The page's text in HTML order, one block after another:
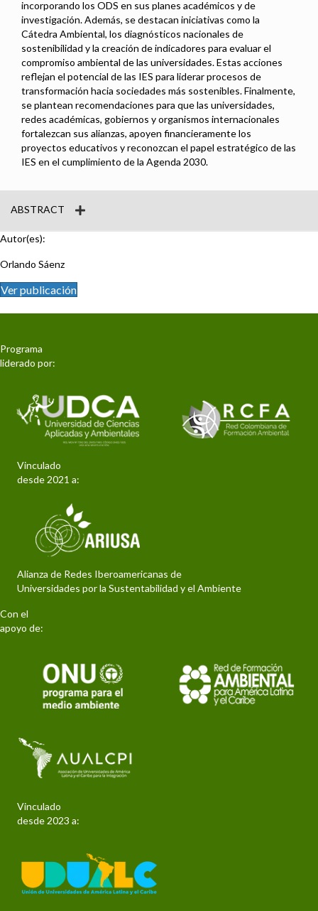
incorporando los ODS en sus planes académicos y de
investigación. Además, se destacan iniciativas como la
Cátedra Ambiental, los diagnósticos nacionales de
sostenibilidad y la creación de indicadores para evaluar el
compromiso ambiental de las universidades. Estas acciones
reflejan el potencial de las IES para liderar procesos de
transformación hacia sociedades más sostenibles. Finalmente,
se plantean recomendaciones para que las universidades,
redes académicas, gobiernos y organismos internacionales
fortalezcan sus alianzas, apoyen financieramente los
proyectos educativos y reconozcan el papel estratégico de las
IES en el cumplimiento de la Agenda 2030.
ABSTRACT
Autor(es):
Orlando Sáenz
Ver publicación
Programa
liderado por:
Vinculado
desde 2021 a:
Alianza de Redes Iberoamericanas de
Universidades por la Sustentabilidad y el Ambiente
Con el
apoyo de:
Vinculado
desde 2023 a: